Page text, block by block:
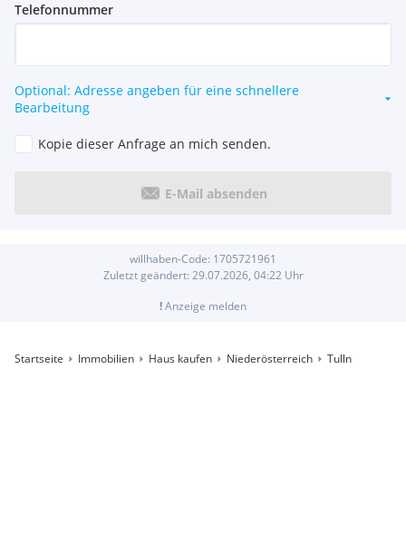
Telefonnummer
Optional: Adresse angeben für eine schnellere
Bearbeitung
Kopie dieser Anfrage an mich senden.
E-Mail absenden
willhaben-Code: 1705721961
Zuletzt geändert: 29.07.2026, 04:22 Uhr
!Anzeige melden
Startseite Immobilien Haus kaufen Niederösterreich Tulln